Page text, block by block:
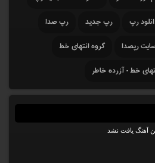
رپ رپ جدید
رپ صدا
رپصدا
گروه انتهای خط
خط - آزرده خاطر
آهنگ یافت نشد